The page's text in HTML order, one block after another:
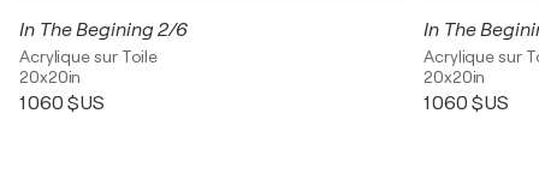
In The Begining 2/6
Acrylique sur Toile
20x20in
1 060 $US
In The
Acrylique sur
20x20in
1 060 $US